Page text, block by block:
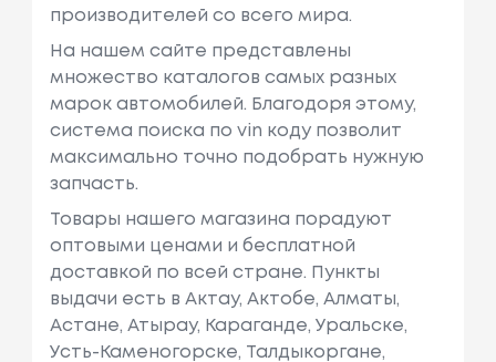
производителей со всего мира.
На нашем сайте представлены
множество каталогов самых разных
марок автомобилей. Благодоря этому,
система поиска по vin коду позволит
максимально точно подобрать нужную
запчасть.
Товары нашего магазина порадуют
оптовыми ценами и бесплатной
доставкой по всей стране. Пункты
выдачи есть в Актау, Актобе, Алматы,
Астане, Атырау, Караганде, Уральске,
Усть-Каменогорске, Талдыкоргане,